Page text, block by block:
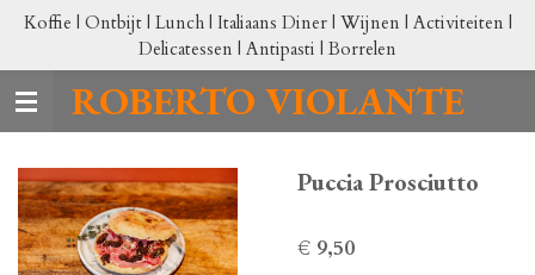
Ga
naar
de
hoofdinhoud
ROBERTO VIOLANTE
Koffie | Ontbijt | Lunch | Italiaans Diner | Wijnen | Activiteiten |
Delicatessen | Antipasti | Borrelen
Puccia Prosciutto
€ 9,50